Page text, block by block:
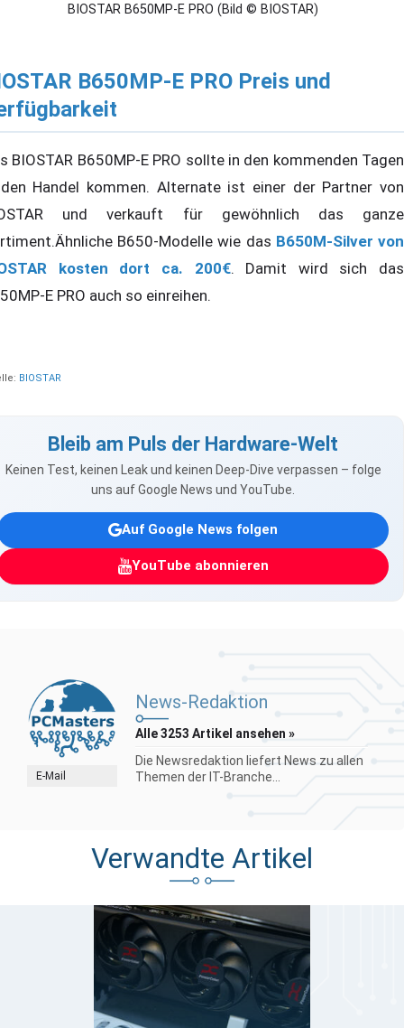
BIOSTAR B650MP-E PRO (Bild © BIOSTAR)
B650MP-E PRO Preis und
BIOSTAR B650MP-E PRO sollte in den kommenden Tagen
Handel kommen. Alternate ist einer der Partner von
und verkauft für gewöhnlich das ganze
B650-Modelle wie das B650M-Silver von
kosten dort ca. 200€. Damit wird sich das
E PRO auch so einreihen.
BIOSTAR
Bleib am Puls der Hardware-Welt
Keinen Test, keinen Leak und keinen Deep-Dive verpassen – folge
uns auf Google News und YouTube.
Auf Google News folgen
YouTube abonnieren
E-Mail
News-Redaktion
Alle 3253 Artikel ansehen »
Die Newsredaktion liefert News zu allen
Themen der IT-Branche...
Verwandte Artikel